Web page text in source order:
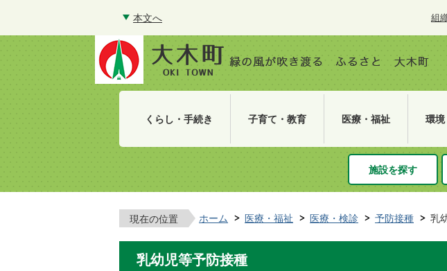
本文へ 組
くらし・手続き 子育て・教育 医療・福祉 環境
施設を探す
現在の位置 ホーム 医療・福祉 医療・検診 予防接種 乳
乳幼児等予防接種